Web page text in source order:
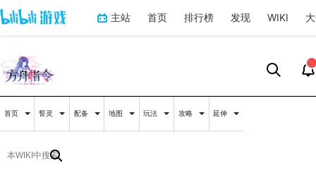
主站 首页 排行榜 发现 WIKI
首页 誓灵 配备 地图 玩法 攻略 延伸